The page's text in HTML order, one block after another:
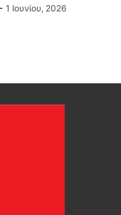
- 1 Ιουνίου, 2026